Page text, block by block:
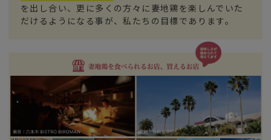
を出し合い、更に多くの方々に妻地鶏を楽しんでいた
だけるようになる事が、私たちの目標であります。